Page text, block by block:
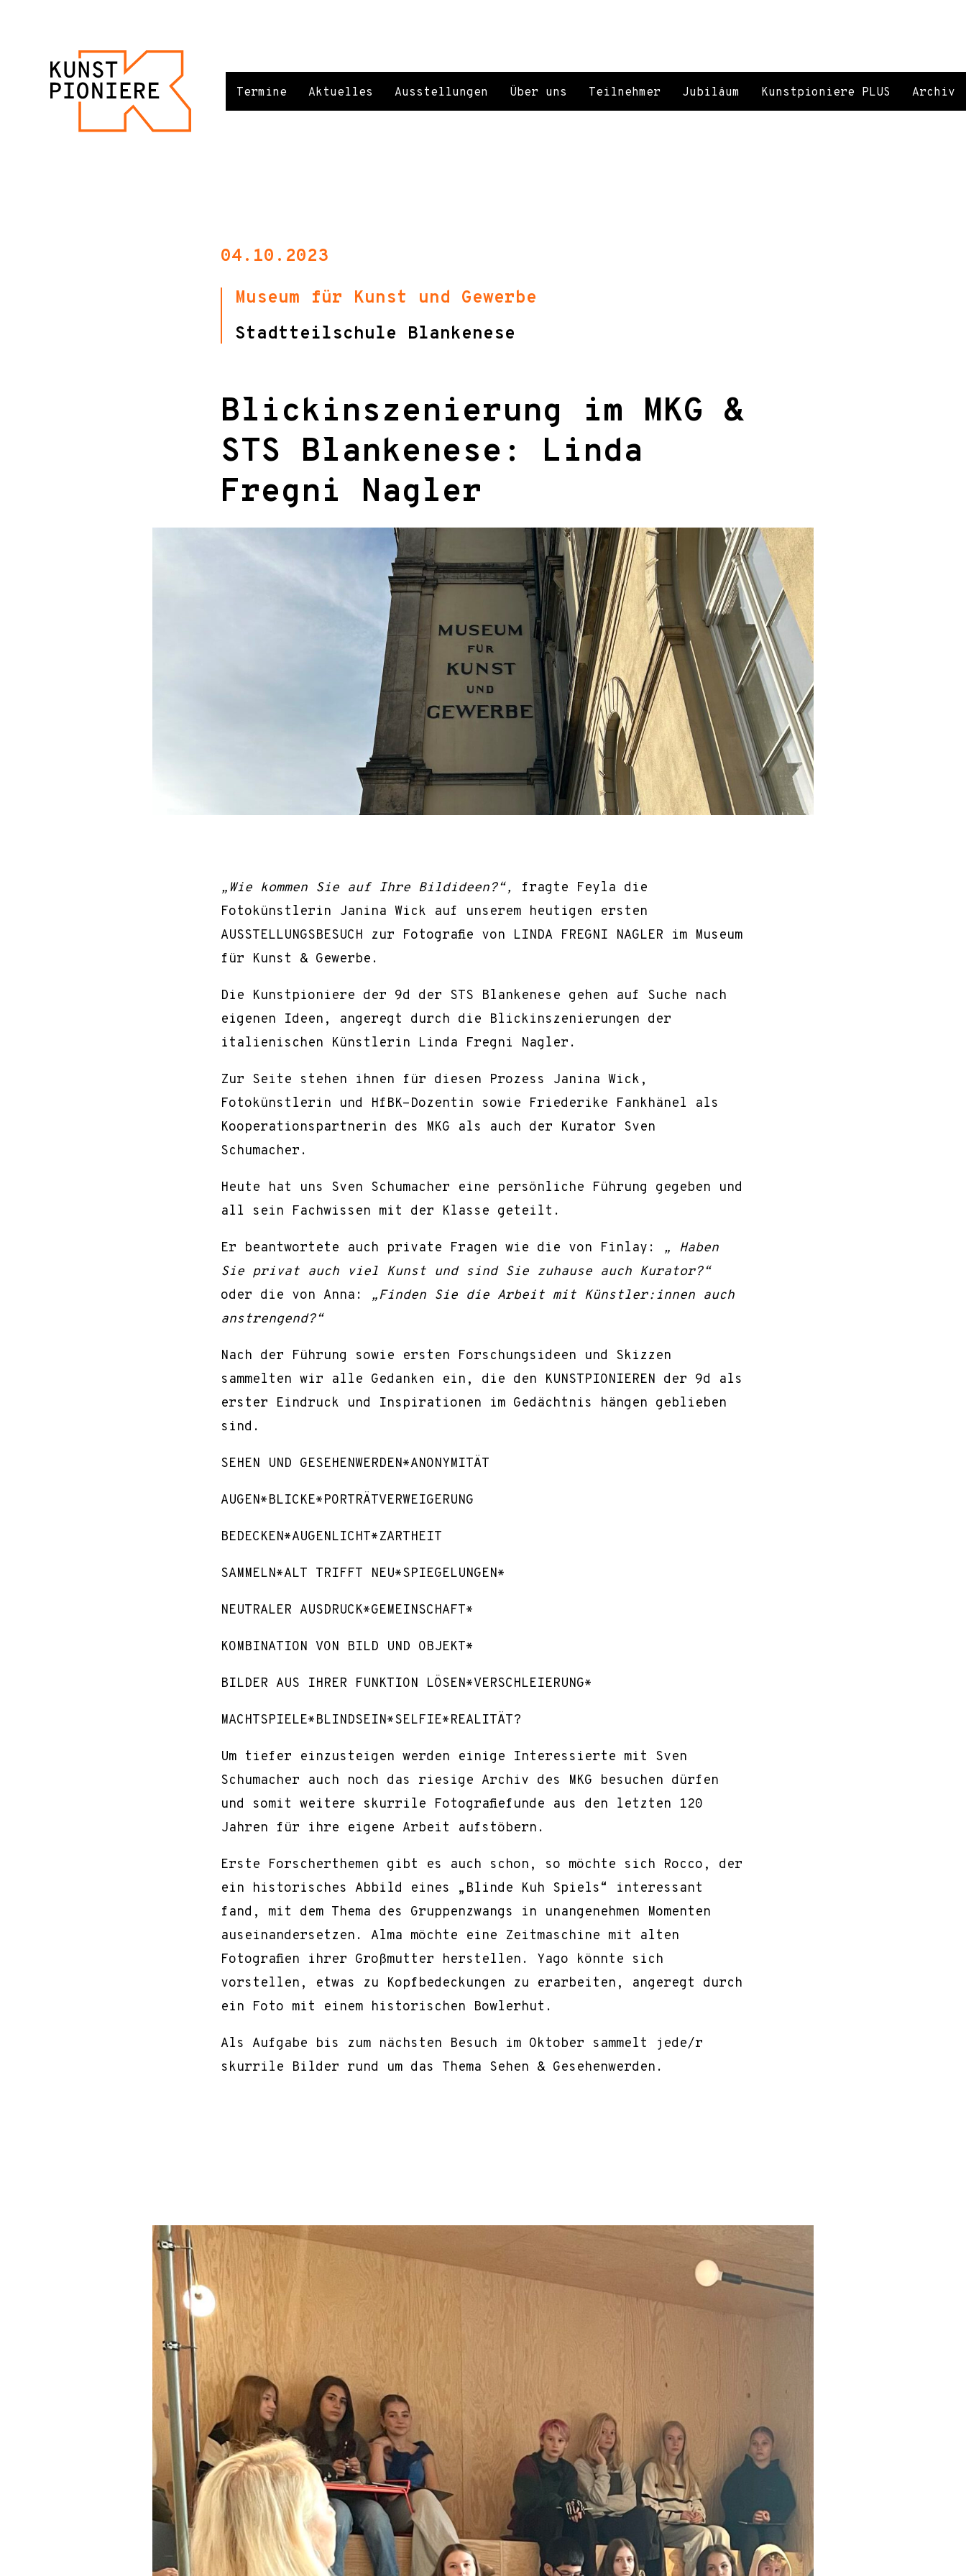
Termine Aktuelles Ausstellungen Über uns Teilnehmer Jubiläum Kunstpioniere PLUS Archiv
04.10.2023
Museum für Kunst und Gewerbe
Stadtteilschule Blankenese
Blickinszenierung im MKG &
STS Blankenese: Linda
Fregni Nagler
„Wie kommen Sie auf Ihre Bildideen?“, fragte Feyla die
Fotokünstlerin Janina Wick auf unserem heutigen ersten
AUSSTELLUNGSBESUCH zur Fotografie von LINDA FREGNI NAGLER im Museum
für Kunst & Gewerbe.
Die Kunstpioniere der 9d der STS Blankenese gehen auf Suche nach
eigenen Ideen, angeregt durch die Blickinszenierungen der
italienischen Künstlerin Linda Fregni Nagler.
Zur Seite stehen ihnen für diesen Prozess Janina Wick,
Fotokünstlerin und HfBK-Dozentin sowie Friederike Fankhänel als
Kooperationspartnerin des MKG als auch der Kurator Sven
Schumacher.
Heute hat uns Sven Schumacher eine persönliche Führung gegeben und
all sein Fachwissen mit der Klasse geteilt.
Er beantwortete auch private Fragen wie die von Finlay:
„ Haben
Sie privat auch viel Kunst und sind Sie zuhause auch Kurator?“
oder die von Anna:
„Finden Sie die Arbeit mit Künstler:innen auch
anstrengend?“
Nach der Führung sowie ersten Forschungsideen und Skizzen
sammelten wir alle Gedanken ein, die den KUNSTPIONIEREN der 9d als
erster Eindruck und Inspirationen im Gedächtnis hängen geblieben
sind.
SEHEN UND GESEHENWERDEN*ANONYMITÄT
AUGEN*BLICKE*PORTRÄTVERWEIGERUNG
BEDECKEN*AUGENLICHT*ZARTHEIT
SAMMELN*ALT TRIFFT NEU*SPIEGELUNGEN*
NEUTRALER AUSDRUCK*GEMEINSCHAFT*
KOMBINATION VON BILD UND OBJEKT*
BILDER AUS IHRER FUNKTION LÖSEN*VERSCHLEIERUNG*
MACHTSPIELE*BLINDSEIN*SELFIE*REALITÄT?
Um tiefer einzusteigen werden einige Interessierte mit Sven
Schumacher auch noch das riesige Archiv des MKG besuchen dürfen
und somit weitere skurrile Fotografiefunde aus den letzten 120
Jahren für ihre eigene Arbeit aufstöbern.
Erste Forscherthemen gibt es auch schon, so möchte sich Rocco, der
ein historisches Abbild eines „Blinde Kuh Spiels“ interessant
fand, mit dem Thema des Gruppenzwangs in unangenehmen Momenten
auseinandersetzen. Alma möchte eine Zeitmaschine mit alten
Fotografien ihrer Großmutter herstellen. Yago könnte sich
vorstellen, etwas zu Kopfbedeckungen zu erarbeiten, angeregt durch
ein Foto mit einem historischen Bowlerhut.
Als Aufgabe bis zum nächsten Besuch im Oktober sammelt jede/r
skurrile Bilder rund um das Thema Sehen & Gesehenwerden.